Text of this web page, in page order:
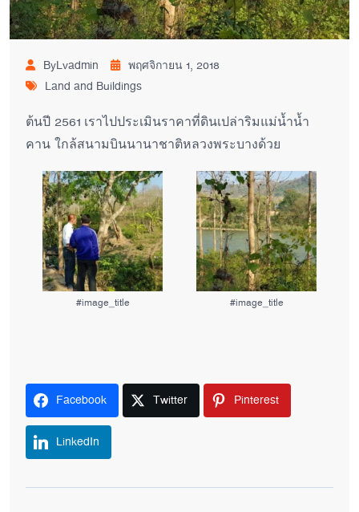
ByLvadmin
พฤศจิกายน 1, 2018
Land and Buildings
ต้นปี 2561 เราไปประเมินราคาที่ดินเปล่าริมแม่น้ำน้ำ
คาน ใกล้สนามบินนานาชาติหลวงพระบางด้วย
#image_title #image_title
Facebook Twitter Pinterest
LinkedIn